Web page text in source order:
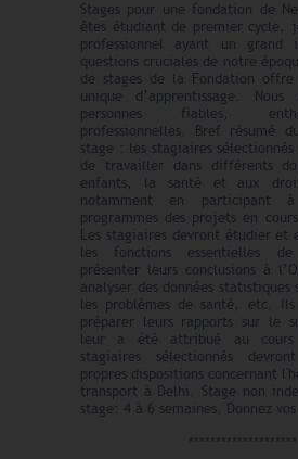
Stages pour une fondation de
êtes étudiant de premier cycle,
professionnel ayant un grand
questions cruciales de notre
de stages de la Fondation
unique d’apprentissage. Nous
personnes fiables,
professionnelles. Bref résumé
stage : les stagiaires
de travailler dans différents
enfants, la santé et aux
notamment en participant
programmes des projets en
Les stagiaires devront étudier et
les fonctions essentielles
présenter leurs conclusions à
analyser des données
les problèmes de santé, etc.
préparer leurs rapports sur le
leur a été attribué au cours
stagiaires sélectionnés
propres dispositions concernant
transport à Delhi. Stage non
stage: 4 à 6 semaines. Donnez